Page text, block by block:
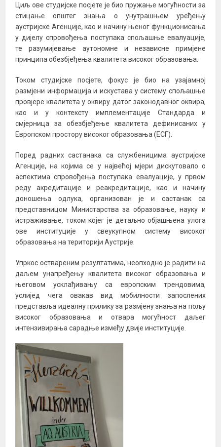
Циљ ове студијске посјете је био пружање могућности за
стицање општег знања о унутрашњем уређењу
аустријске Агенције, као и начину њеног функционисања
у дијелу спровођења поступака спољашње евалуације,
те разумијевање аутономне и независне примјене
принципа обезбјеђења квалитета високог образовања.
Током студијске посјете, фокус је био на узајамној
размјени информација и искустава у систему спољашње
провјере квалитета у оквиру датог законодавног оквира,
као и у контексту имплементације Стандарда и
смјерница за обезбјеђење квалитета дефинисаних у
Европском простору високог образовања (ЕСГ).
Поред радних састанака са службеницима аустријске
Агенције, на којима се у највећој мјери дискутовало о
аспектима спровођења поступака евалуације, у првом
реду акредитације и реакредитације, као и начину
доношења одлука, организован је и састанак са
представницом Министарства за образовање, науку и
истраживање, током којег је детаљно објашњена улога
ове институције у свеукупном систему високог
образовања на територији Аустрије.
Упркос оствареним резултатима, неопходно је радити на
даљем унапређењу квалитета високог образовања и
његовом усклађивању са европским трендовима,
услијед чега овакав вид мобилности запослених
представља идеалну прилику за размјену знања на пољу
високог образовања и отвара могућност даљег
интензивирања сарадње између двије институције.